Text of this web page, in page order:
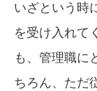
いざという時
を受け入れて
も、管理職に
ちろん、ただ